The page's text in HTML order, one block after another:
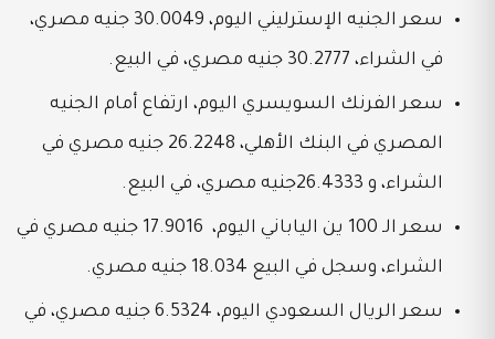
سعر الجنيه الإسترليني اليوم، 30.0049 جنيه مصري،
في الشراء، 30.2777 جنيه مصري، في البيع.
سعر الفرنك السويسري اليوم، ارتفاع أمام الجنيه
المصري في البنك الأهلي، 26.2248 جنيه مصري في
الشراء، و 26.4333جنيه مصري، في البيع.
سعر الـ 100 ين الياباني اليوم، 17.9016 جنيه مصري في
الشراء، وسجل في البيع 18.034 جنيه مصري.
سعر الريال السعودي اليوم، 6.5324 جنيه مصري، في